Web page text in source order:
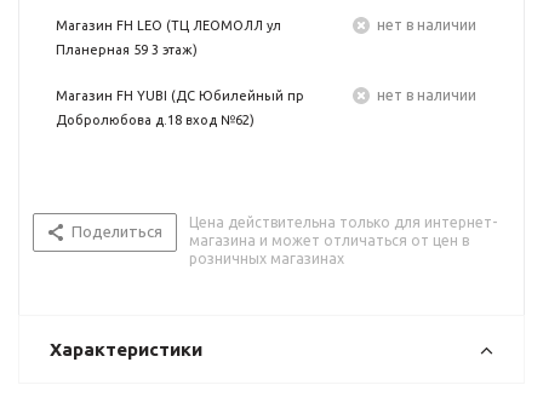
Магазин FH LEO (ТЦ ЛЕОМОЛЛ ул
Планерная 59 3 этаж)
Нет в наличии
Магазин FH YUBI (ДС Юбилейный пр
Добролюбова д.18 вход №62)
Нет в наличии
Поделиться
Цена действительна только для интернет-
магазина и может отличаться от цен в
розничных магазинах
Характеристики